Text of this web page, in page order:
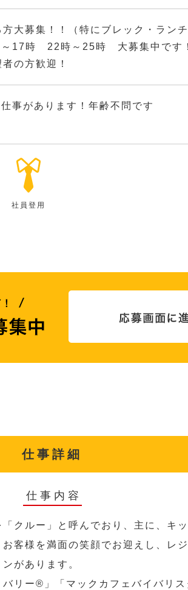
募集！！（特にブレック・ランチ
17時 22時～25時 大募集中です
の方歓迎！
事があります！年齢不問です
社員登用
仕事詳細
仕事内容
クルー」と呼んでおり、主に、キ
客様を満面の笑顔でお迎えし、レ
があります。
リー®︎」「マックカフェバイバリ